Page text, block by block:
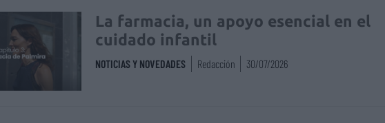
La farmacia, un apoyo esencial en el
cuidado infantil
NOTICIAS Y NOVEDADES Redacción 30/07/2026